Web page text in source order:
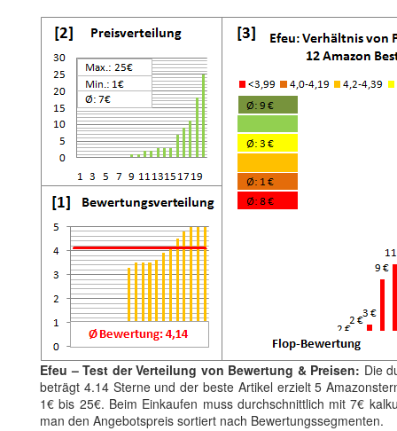
Efeu – Test der Verteilung von Bewertung & Preisen: Die
beträgt 4.14 Sterne und der beste Artikel erzielt 5
1€ bis 25€. Beim Einkaufen muss durchschnittlich mit 7€
man den Angebotspreis sortiert nach Bewertungssegmenten.